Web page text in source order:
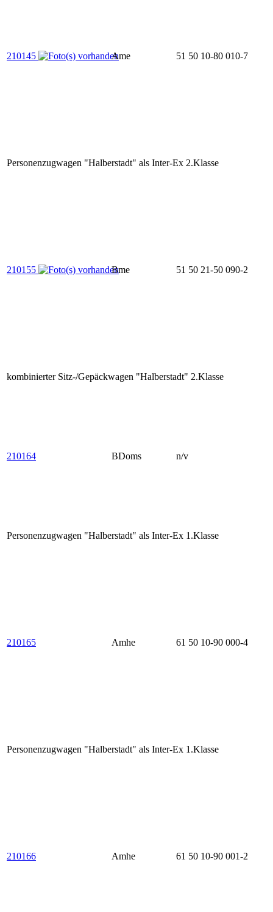
210145 Ame 51 50 10-80 010-7
Personenzugwagen "Halberstadt" als Inter-Ex 2.Klasse
210155 Bme 51 50 21-50 090-2
kombinierter Sitz-/Gepäckwagen "Halberstadt" 2.Klasse
210164 BDoms n/v
Personenzugwagen "Halberstadt" als Inter-Ex 1.Klasse
210165 Amhe 61 50 10-90 000-4
Personenzugwagen "Halberstadt" als Inter-Ex 1.Klasse
210166 Amhe 61 50 10-90 001-2